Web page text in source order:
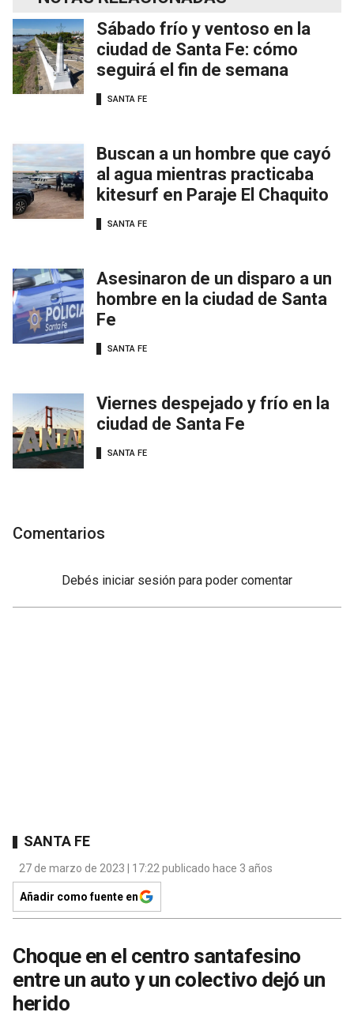
Sábado frío y ventoso en la
ciudad de Santa Fe: cómo
seguirá el fin de semana
SANTA FE
Buscan a un hombre que cayó
al agua mientras practicaba
kitesurf en Paraje El Chaquito
SANTA FE
Asesinaron de un disparo a un
hombre en la ciudad de Santa
Fe
SANTA FE
Viernes despejado y frío en la
ciudad de Santa Fe
SANTA FE
Comentarios
Debés iniciar sesión para poder comentar
SANTA FE
27 de marzo de 2023 | 17:22 publicado hace 3 años
Añadir como fuente en
Choque en el centro santafesino
entre un auto y un colectivo dejó un
herido